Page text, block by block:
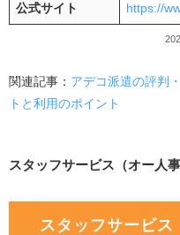
公式サイト https://
関連記事： アデコ派遣の評判
トと利用のポイント
スタッフサービス（オー人事
スタッフサービ